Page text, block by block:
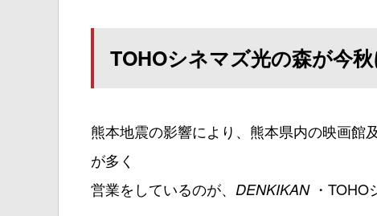
TOHOシネマズ光の森が今
熊本地震の影響により、熊本県内の映画館
が多く
営業をしているのが、 DENKIKAN・TOHO